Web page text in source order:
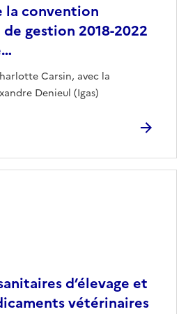
la convention
gestion 2018-2022
Carsin, avec la
Denieul (Igas)
d’élevage et
vétérinaires